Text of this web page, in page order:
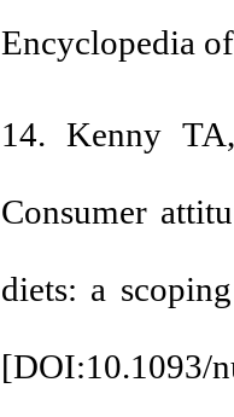
Encyclopedia
14. Kenny
Consumer
diets: a
[DOI:10.1093/